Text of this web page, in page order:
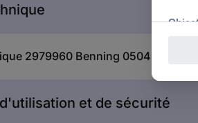
2979960 Benning 05042101 Kit
et de sécurité